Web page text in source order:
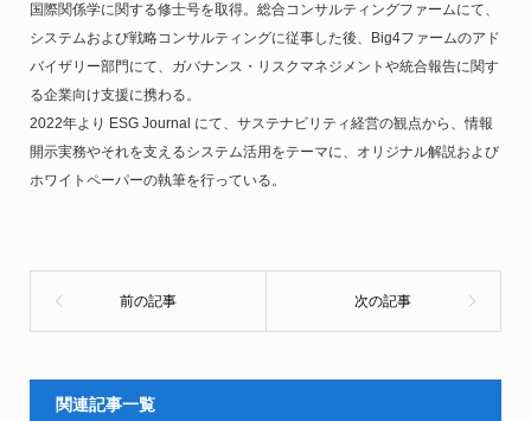
国際関係学に関する修士号を取得。総合コンサルティングファームにて、
システムおよび戦略コンサルティングに従事した後、Big4ファームのアド
バイザリー部門にて、ガバナンス・リスクマネジメントや統合報告に関す
る企業向け支援に携わる。
2022年より ESG Journal にて、サステナビリティ経営の観点から、情報
開示実務やそれを支えるシステム活用をテーマに、オリジナル解説および
ホワイトペーパーの執筆を行っている。
関連記事一覧